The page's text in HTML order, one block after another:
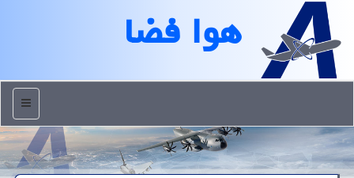
هوا فضا
منو